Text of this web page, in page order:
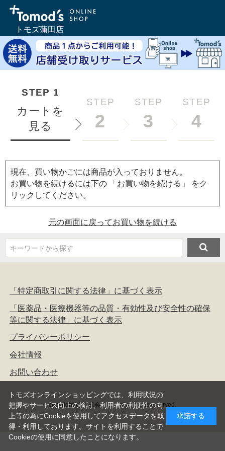
トモズ蒲田店
STEP 1
カートを
見る
STEP
2
STEP
3
STEP
4
現在、買い物かごには商品が入っておりません。
お買い物を続けるには下の 「お買い物を続ける」 をク
リックしてください。
元の画面に戻ってお買い物を続ける
キーワードから探す
「特定商取引に関する法律」に基づく表示
「医薬品・医療機器等の品質・有効性及び安全性の確保
等に関する法律」に基づく表示
プライバシーポリシー
会社情報
お問い合わせ
copyright(c) 株式会社トモズ all rights reserved.
トモズオンラインショッピングでは、利用状況の
把握やサービス向上の検討、利用者の利便性の向
上等の為にCookieを使用してアクセスデータを取
得・利用しております。サイトを利用することで
Cookieの使用に同意したことになります。
承諾する